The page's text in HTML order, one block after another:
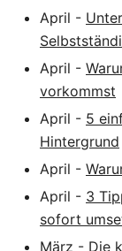
April -
April -
vorkommst
April - 5
Hintergrund
April -
April - 3
sofort
März - Die